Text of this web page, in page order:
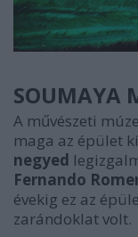
SOUMAYA
A művészeti
maga az épület
negyed
Fernando
évekig ez az
zarándoklat volt.